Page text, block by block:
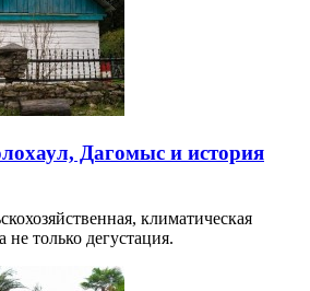
Дагомыс и история
климатическая
не только дегустация.